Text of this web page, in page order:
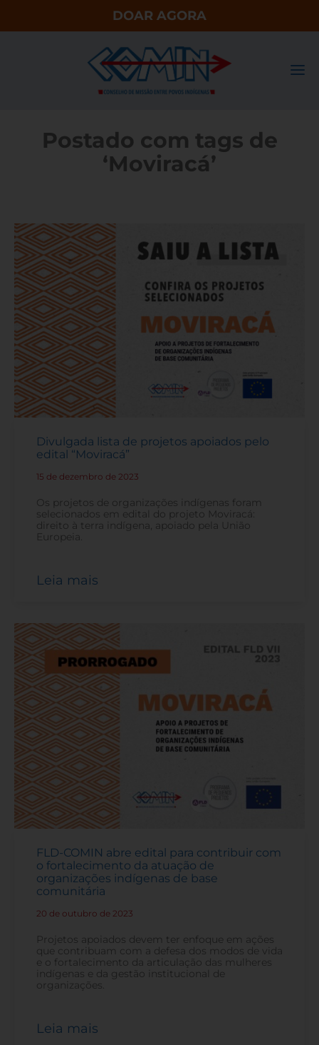
DOAR AGORA
Postado com tags de
‘Moviracá’
Divulgada lista de projetos apoiados pelo
edital “Moviracá”
15 de dezembro de 2023
Os projetos de organizações indígenas foram
selecionados em edital do projeto Moviracá:
direito à terra indígena, apoiado pela União
Europeia.
Leia mais
FLD-COMIN abre edital para contribuir com
o fortalecimento da atuação de
organizações indígenas de base
comunitária
20 de outubro de 2023
Projetos apoiados devem ter enfoque em ações
que contribuam com a defesa dos modos de vida
e o fortalecimento da articulação das mulheres
indígenas e da gestão institucional de
organizações.
Leia mais